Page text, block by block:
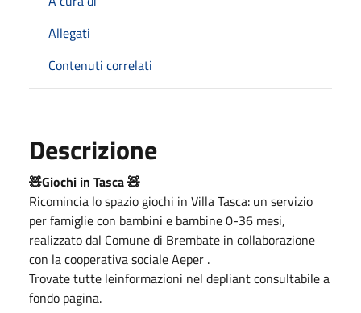
Allegati
Contenuti correlati
Descrizione
🧸Giochi in Tasca🧸
Ricomincia lo spazio giochi in Villa Tasca: un servizio
per famiglie con bambini e bambine 0-36 mesi,
realizzato dal Comune di Brembate in collaborazione
con la cooperativa sociale Aeper .
Trovate tutte leinformazioni nel depliant consultabile a
fondo pagina.